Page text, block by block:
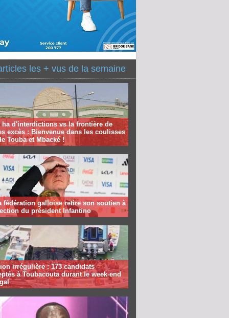
les + vus de la semaine
ha d'interdictions vs la frontière de
excès : Bienvenue dans les coulisses
Touba et Mbacké !
fédération galloise retire son soutien à
du président Infantino
irrégulière : 173 candidats
à Toubacouta durant le week-end